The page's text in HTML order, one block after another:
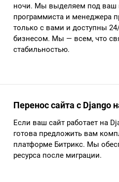
ночи. Мы выделяем под ваш
программиста и менеджера
только с вами и доступны
бизнесом. Мы — всем, что
стабильностью.
Перенос сайта с Django
Если ваш сайт работает на
готова предложить вам
платформе Битрикс. Мы
ресурса после миграции.